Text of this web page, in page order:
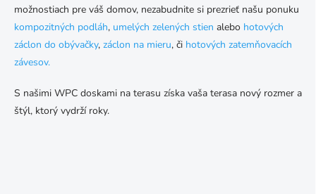
možnostiach pre váš domov, nezabudnite si prezrieť našu ponuku
kompozitných podláh, umelých zelených stien alebo hotových
záclon do obývačky, záclon na mieru, či hotových zatemňovacích
závesov.
S našimi WPC doskami na terasu získa vaša terasa nový rozmer a
štýl, ktorý vydrží roky.